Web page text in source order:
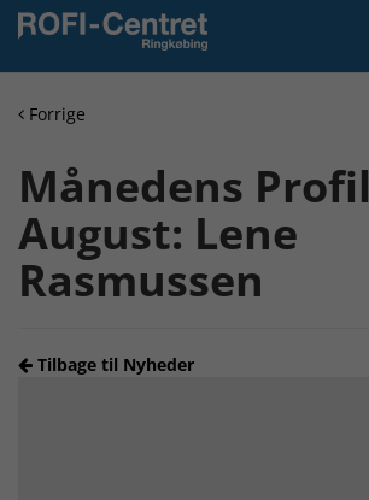
Forrige
Månedens Profil
August: Lene
Rasmussen
Tilbage til Nyheder